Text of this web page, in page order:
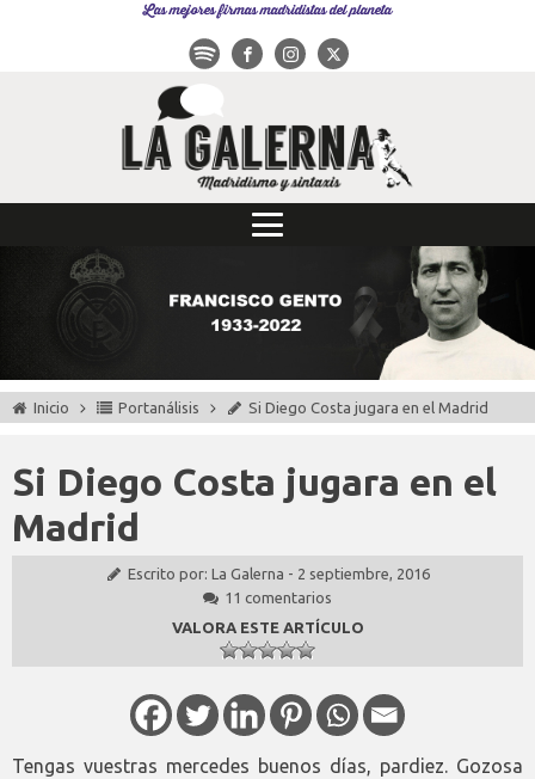
Las mejores firmas madridistas del planeta
Inicio Portanálisis Si Diego Costa jugara en el Madrid
Si Diego Costa jugara en el
Madrid
Escrito por: La Galerna - 2 septiembre, 2016
11 comentarios
VALORA ESTE ARTÍCULO
Tengas vuestras mercedes buenos días, pardiez. Gozosa